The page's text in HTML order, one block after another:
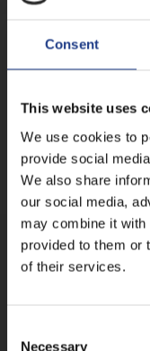
Consent
This website uses
We use cookies to
provide social
We also share
our social media,
may combine it with
provided to them or
of their services.
Necessary
JEGYEK